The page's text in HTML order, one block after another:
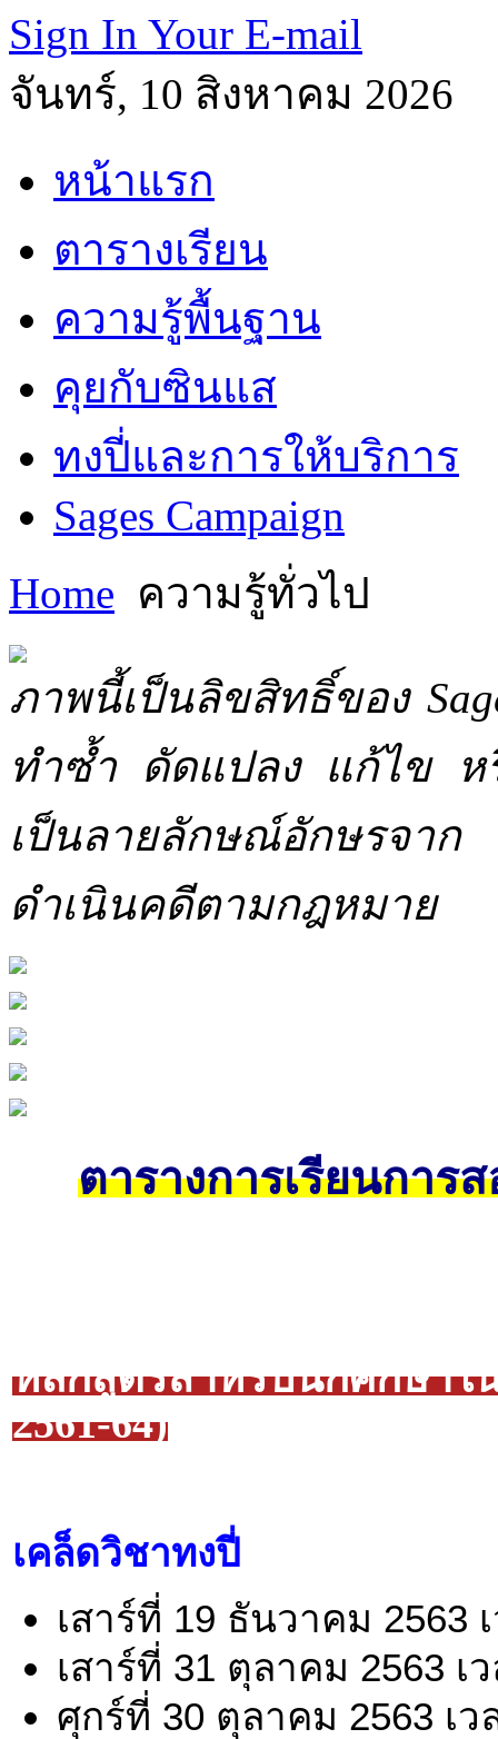
Sign In Your E-mail
จันทร์, 10 สิงหาคม 2026
หน้าแรก
ตารางเรียน
ความรู้พื้นฐาน
คุยกับซินแส
ทงปี่และการให้บริการ
Sages Campaign
Home ความรู้ทั่วไป
ภาพนี้เป็นลิขสิทธิ์ของ
ทำซ้ำ ดัดแปลง แก้ไข ห
เป็นลายลักษณ์อักษรจาก
ดำเนินคดีตามกฎหมาย
ตารางการเรียนการ
หลักสูตรสำหรับนักศึกษ
2561-64)
เคล็ดวิชาทงปี่
เสาร์ที่ 19 ธันวาคม 2563
เสาร์ที่ 31 ตุลาคม 2563 เ
ศุกร์ที่ 30 ตุลาคม 2563 เว